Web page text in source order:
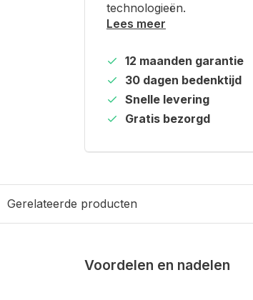
technologieën.
Lees meer
12 maanden garantie
30 dagen bedenktijd
Snelle levering
Gratis bezorgd
Gerelateerde producten
Voordelen en nadelen